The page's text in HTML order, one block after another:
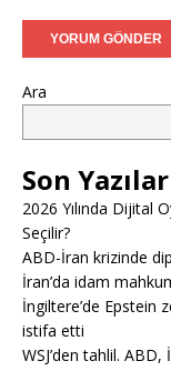
Ara
Son Yazılar
2026 Yılında Dijital
Seçilir?
ABD-İran krizinde
İran’da idam
İngiltere’de Epstein
istifa etti
WSJ’den tahlil. ABD,